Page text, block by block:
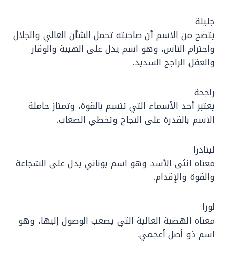
جليلة
يتضح من الاسم أن صاحبته تحمل الشأن العالي والجلال
واحترام الناس، وهو اسم يدل على الهيبة والوقار
والعقل الراجح السديد.
راجحة
يعتبر أحد الأسماء التي تتسم بالقوة، وتمتاز حاملة
الاسم بالقدرة على النجاح وتخطي الصعاب.
لينادرا
معناه انثى الأسد وهو اسم يوناني يدل على الشجاعة
والقوة والإقدام.
لورا
معناه الهضبة العالية التي يصعب الوصول إليها، وهو
اسم ذو أصل أعجمي.